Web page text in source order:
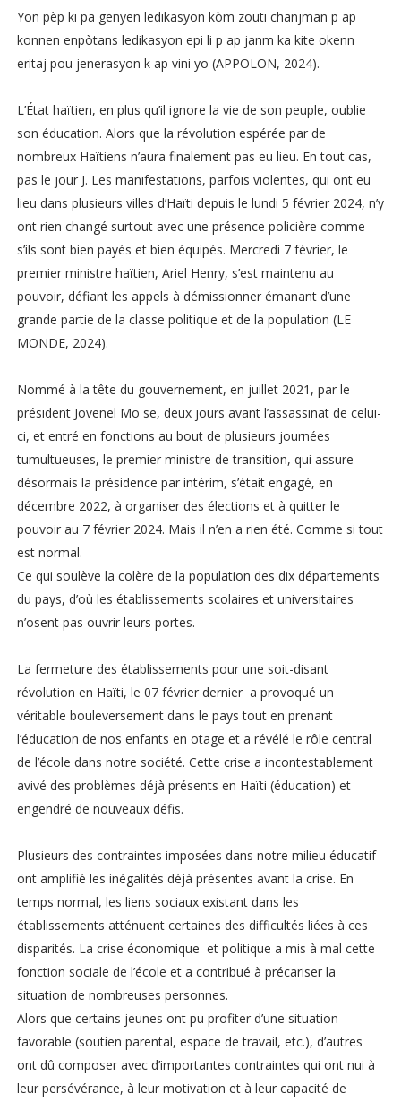
Yon pèp ki pa genyen ledikasyon kòm zouti chanjman p ap
konnen enpòtans ledikasyon epi li p ap janm ka kite okenn
eritaj pou jenerasyon k ap vini yo (APPOLON, 2024).
L’État haïtien, en plus qu’il ignore la vie de son peuple, oublie
son éducation. Alors que la révolution espérée par de
nombreux Haïtiens n’aura finalement pas eu lieu. En tout cas,
pas le jour J. Les manifestations, parfois violentes, qui ont eu
lieu dans plusieurs villes d’Haïti depuis le lundi 5 février 2024, n’y
ont rien changé surtout avec une présence policière comme
s’ils sont bien payés et bien équipés. Mercredi 7 février, le
premier ministre haïtien, Ariel Henry, s’est maintenu au
pouvoir, défiant les appels à démissionner émanant d’une
grande partie de la classe politique et de la population (LE
MONDE, 2024).
Nommé à la tête du gouvernement, en juillet 2021, par le
président Jovenel Moïse, deux jours avant l’assassinat de celui-
ci, et entré en fonctions au bout de plusieurs journées
tumultueuses, le premier ministre de transition, qui assure
désormais la présidence par intérim, s’était engagé, en
décembre 2022, à organiser des élections et à quitter le
pouvoir au 7 février 2024. Mais il n’en a rien été. Comme si tout
est normal.
Ce qui soulève la colère de la population des dix départements
du pays, d’où les établissements scolaires et universitaires
n’osent pas ouvrir leurs portes.
La fermeture des établissements pour une soit-disant
révolution en Haïti, le 07 février dernier a provoqué un
véritable bouleversement dans le pays tout en prenant
l’éducation de nos enfants en otage et a révélé le rôle central
de l’école dans notre société. Cette crise a incontestablement
avivé des problèmes déjà présents en Haïti (éducation) et
engendré de nouveaux défis.
Plusieurs des contraintes imposées dans notre milieu éducatif
ont amplifié les inégalités déjà présentes avant la crise. En
temps normal, les liens sociaux existant dans les
établissements atténuent certaines des difficultés liées à ces
disparités. La crise économique et politique a mis à mal cette
fonction sociale de l’école et a contribué à précariser la
situation de nombreuses personnes.
Alors que certains jeunes ont pu profiter d’une situation
favorable (soutien parental, espace de travail, etc.), d’autres
ont dû composer avec d’importantes contraintes qui ont nui à
leur persévérance, à leur motivation et à leur capacité de